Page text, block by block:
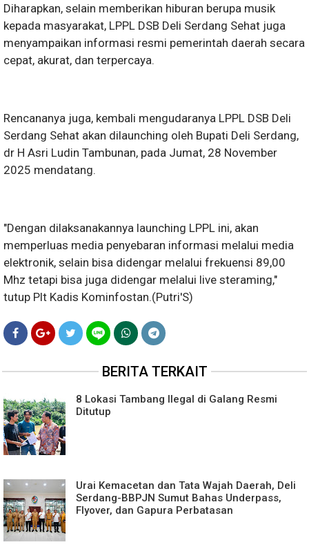
Diharapkan, selain memberikan hiburan berupa musik
kepada masyarakat, LPPL DSB Deli Serdang Sehat juga
menyampaikan informasi resmi pemerintah daerah secara
cepat, akurat, dan terpercaya.
Rencananya juga, kembali mengudaranya LPPL DSB Deli
Serdang Sehat akan dilaunching oleh Bupati Deli Serdang,
dr H Asri Ludin Tambunan, pada Jumat, 28 November
2025 mendatang.
"Dengan dilaksanakannya launching LPPL ini, akan
memperluas media penyebaran informasi melalui media
elektronik, selain bisa didengar melalui frekuensi 89,00
Mhz tetapi bisa juga didengar melalui live steraming,"
tutup Plt Kadis Kominfostan.(Putri'S)
BERITA TERKAIT
8 Lokasi Tambang Ilegal di Galang Resmi
Ditutup
Urai Kemacetan dan Tata Wajah Daerah, Deli
Serdang-BBPJN Sumut Bahas Underpass,
Flyover, dan Gapura Perbatasan